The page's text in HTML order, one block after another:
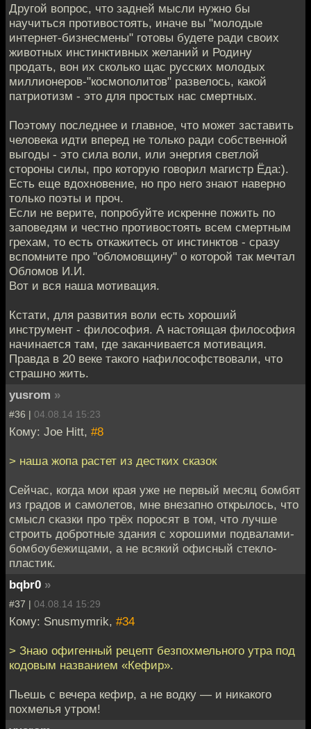
Другой вопрос, что задней мысли нужно бы
научиться противостоять, иначе вы "молодые
интернет-бизнесмены" готовы будете ради своих
животных инстинктивных желаний и Родину
продать, вон их сколько щас русских молодых
миллионеров-"космополитов" развелось, какой
патриотизм - это для простых нас смертных.
Поэтому последнее и главное, что может заставить
человека идти вперед не только ради собственной
выгоды - это сила воли, или энергия светлой
стороны силы, про которую говорил магистр Ёда:).
Есть еще вдохновение, но про него знают наверно
только поэты и проч.
Если не верите, попробуйте искренне пожить по
заповедям и честно противостоять всем смертным
грехам, то есть откажитесь от инстинктов - сразу
вспомните про "обломовщину" о которой так мечтал
Обломов И.И.
Вот и вся наша мотивация.
Кстати, для развития воли есть хороший
инструмент - философия. А настоящая философия
начинается там, где заканчивается мотивация.
Правда в 20 веке такого нафилософствовали, что
страшно жить.
yusrom »
#36 | 04.08.14 15:23
Кому: Joe Hitt, #8
> наша жопа растет из дестких сказок
Сейчас, когда мои края уже не первый месяц бомбят
из градов и самолетов, мне внезапно открылось, что
смысл сказки про трёх поросят в том, что лучше
строить добротные здания с хорошими подвалами-
бомбоубежищами, а не всякий офисный стекло-
пластик.
bqbr0 »
#37 | 04.08.14 15:29
Кому: Snusmymrik, #34
> Знаю офигенный рецепт безпохмельного утра под
кодовым названием «Кефир».
Пьешь с вечера кефир, а не водку — и никакого
похмелья утром!